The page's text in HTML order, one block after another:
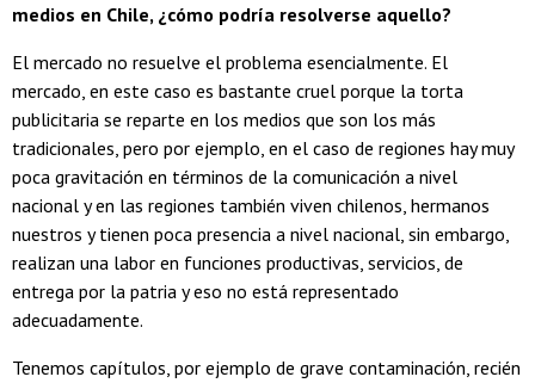
medios en Chile, ¿cómo podría resolverse aquello?
El mercado no resuelve el problema esencialmente. El
mercado, en este caso es bastante cruel porque la torta
publicitaria se reparte en los medios que son los más
tradicionales, pero por ejemplo, en el caso de regiones hay muy
poca gravitación en términos de la comunicación a nivel
nacional y en las regiones también viven chilenos, hermanos
nuestros y tienen poca presencia a nivel nacional, sin embargo,
realizan una labor en funciones productivas, servicios, de
entrega por la patria y eso no está representado
adecuadamente.
Tenemos capítulos, por ejemplo de grave contaminación, recién